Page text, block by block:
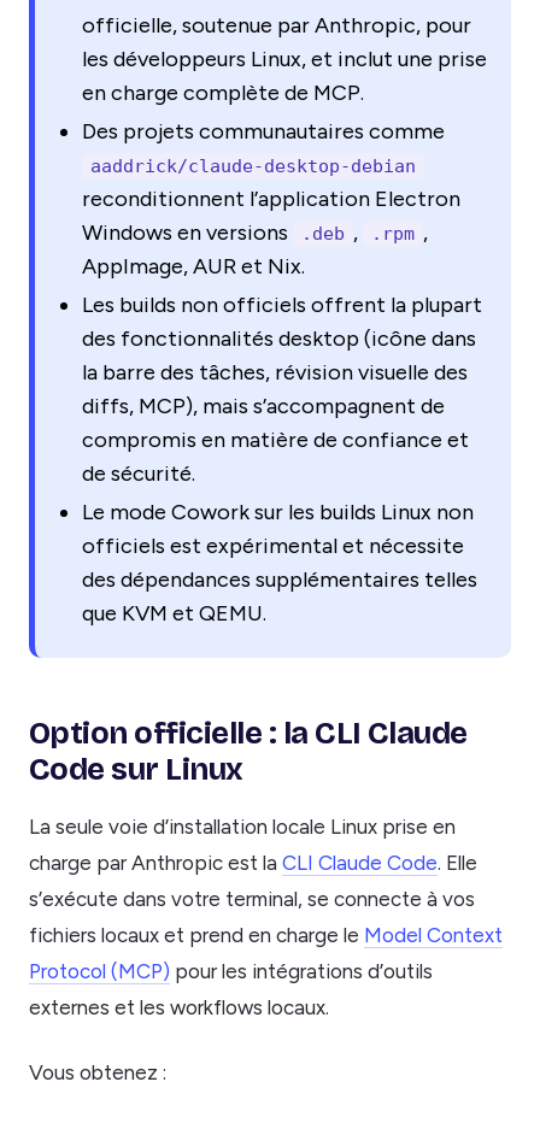
officielle, soutenue par Anthropic, pour
les développeurs Linux, et inclut une prise
en charge complète de MCP.
Des projets communautaires comme
aaddrick/claude-desktop-debian
reconditionnent l’application Electron
Windows en versions
.deb , .rpm ,
AppImage, AUR et Nix.
Les builds non officiels offrent la plupart
des fonctionnalités desktop (icône dans
la barre des tâches, révision visuelle des
diffs, MCP), mais s’accompagnent de
compromis en matière de confiance et
de sécurité.
Le mode Cowork sur les builds Linux non
officiels est expérimental et nécessite
des dépendances supplémentaires telles
que KVM et QEMU.
Option officielle : la CLI Claude
Code sur Linux
La seule voie d’installation locale Linux prise en
charge par Anthropic est la CLI Claude Code. Elle
s’exécute dans votre terminal, se connecte à vos
fichiers locaux et prend en charge le Model Context
Protocol (MCP) pour les intégrations d’outils
externes et les workflows locaux.
Vous obtenez :